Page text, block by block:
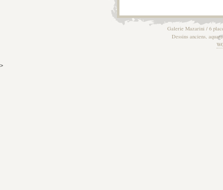
Galerie Mazarini / 6
Dessins anciens,
>